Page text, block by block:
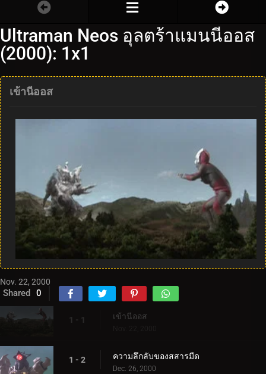
Ultraman Neos อุลตร้าแมนนีออส
(2000): 1x1
เข้านีออส
Nov. 22, 2000
Shared 0
1 - 1 เข้านีออส
1 - 2 ความลึกลับของสสารมืด
Dec. 26, 2000